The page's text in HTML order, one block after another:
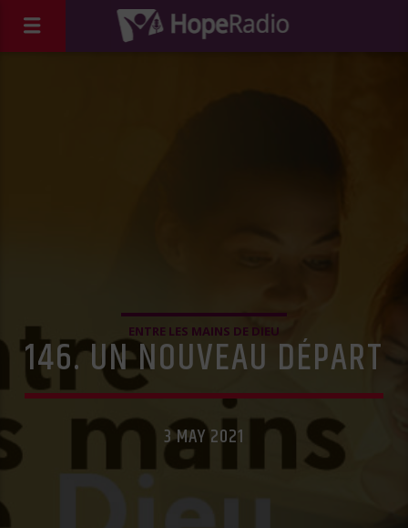
ENTRE LES MAINS DE DIEU
146. UN NOUVEAU DÉPART
3 MAY 2021